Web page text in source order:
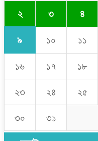
২ ৩ ৪
৯ ১০ ১১
১৬ ১৭ ১৮
২৩ ২৪ ২৫
৩০ ৩১